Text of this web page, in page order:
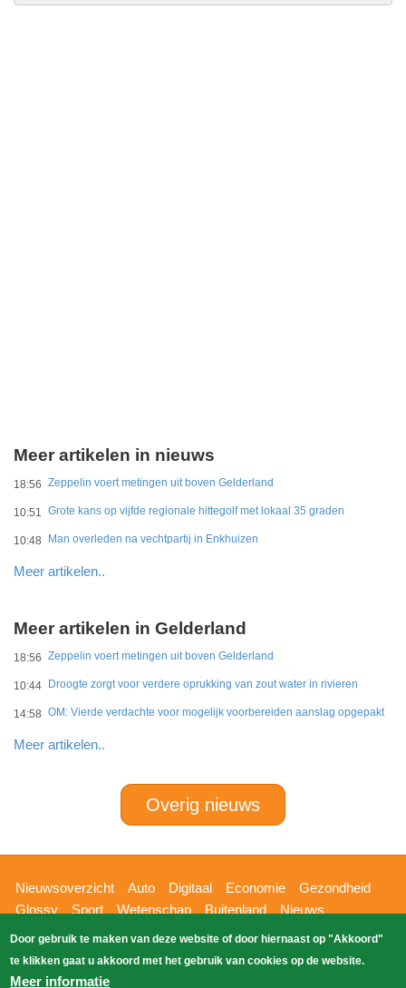
Meer artikelen in nieuws
18:56 Zeppelin voert metingen uit boven Gelderland
10:51 Grote kans op vijfde regionale hittegolf met lokaal 35 graden
10:48 Man overleden na vechtpartij in Enkhuizen
Meer artikelen..
Meer artikelen in Gelderland
18:56 Zeppelin voert metingen uit boven Gelderland
10:44 Droogte zorgt voor verdere oprukking van zout water in rivieren
14:58 OM: Vierde verdachte voor mogelijk voorbereiden aanslag opgepakt
Meer artikelen..
Overig nieuws
Hoofdnavigatie
Nieuwsoverzicht Auto Digitaal Economie
Gezondheid
Glossy
Sport Wetenschap Buitenland
Nieuws
Bizzpress
Blik op 112 Provincies
Weekoverzicht
Zoeken
Copyright Blik Op Nieuws 2026gehost
Door gebruik te maken van deze website of door hiernaast op "Akkoord"
te klikken gaat u akkoord met het gebruik van cookies op de website.
Meer informatie